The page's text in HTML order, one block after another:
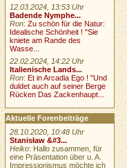
12.03.2024, 13:53 Uhr
Badende Nymphe...
Ron:Zu schön für die Natur:
Idealische Schönheit ! "Sie
kniete am Rande des
Wasse...
22.02.2024, 14:22 Uhr
Italienische Lands...
Ron:Et in Arcadia Ego ! "Und
duldet auch auf seiner Berge
Rücken Das Zackenhaupt...
Aktuelle Forenbeiträge
28.10.2020, 10:48 Uhr
Stanisław &#3...
Heiko: Hallo zusammen, für
eine Präsentation über u. A.
Impressionismus möchte ich